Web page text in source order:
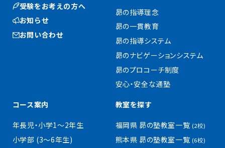
受験をお考えの方へ
お知らせ
お問い合わせ
昴の指導理念
昴の一貫教育
昴の指導システム
昴のナビゲーションシステム
昴のプロコーチ制度
安心・安全な通塾
コース案内
年長児・小学1〜2年生
小学部 (3〜6年生)
教室を探す
福岡県 昴の塾教室一覧 (2校)
熊本県 昴の塾教室一覧 (6校)